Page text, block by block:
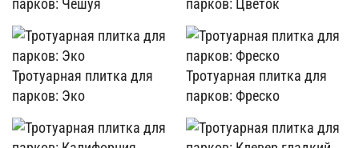
парков: Чешуя
парков: Цветок
Тротуарная плитка для
парков: Эко
Тротуарная плитка для
парков: Фреско